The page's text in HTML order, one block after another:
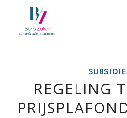
REGELING